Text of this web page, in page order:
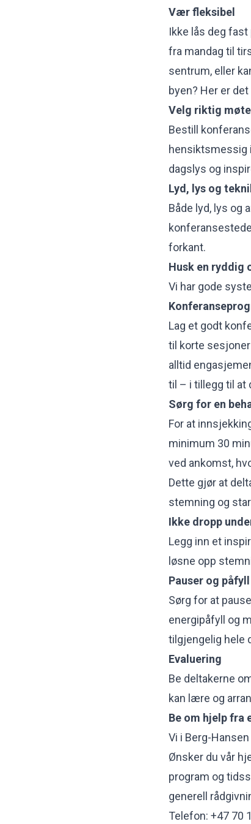
Vær fleksibel
Ikke lås deg
fra mandag til
sentrum, eller
byen? Her er
Velg riktig
Bestill
hensiktsmessig
dagslys og
Lyd, lys og
Både lyd, lys og
forkant.
Husk en ryddig
Vi har gode
Lag et godt
til korte
alltid
til – i tillegg til at
Sørg for en
For at
minimum 30
ved ankomst,
Dette gjør at
stemning og
Ikke dropp
Legg inn et
løsne opp
Pauser og påfyll
Sørg for at
energipåfyll og
tilgjengelig hele
Evaluering
Be deltakerne
kan lære og
Be om hjelp fra
Vi i Berg-
Ønsker du vår
program og
generell
Telefon: +47 70